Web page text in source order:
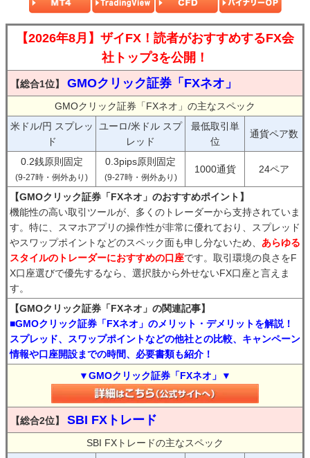
【2026年8月】ザイFX！読者がおすすめするFX会
社トップ3を公開！
【総合1位】 GMOクリック証券「FXネオ」
GMOクリック証券「FXネオ」の主なスペック
米ドル/円 スプレッ
ド
ユーロ/米ドル スプ
レッド
最低取引単
位
通貨ペア数
0.2銭原則固定
(9-27時・例外あり)
0.3pips原則固定
(9-27時・例外あり)
1000通貨 24ペア
【GMOクリック証券「FXネオ」のおすすめポイント】
機能性の高い取引ツールが、多くのトレーダーから支持されていま
す。特に、スマホアプリの操作性が非常に優れており、スプレッド
やスワップポイントなどのスペック面も申し分ないため、 あらゆる
スタイルのトレーダーにおすすめの口座です。取引環境の良さをF
X口座選びで優先するなら、選択肢から外せないFX口座と言えま
す。
【GMOクリック証券「FXネオ」の関連記事】
■GMOクリック証券「FXネオ」のメリット・デメリットを解説！
スプレッド、スワップポイントなどの他社との比較、キャンペーン
情報や口座開設までの時間、必要書類も紹介！
▼GMOクリック証券「FXネオ」▼
【総合2位】 SBI FXトレード
SBI FXトレードの主なスペック